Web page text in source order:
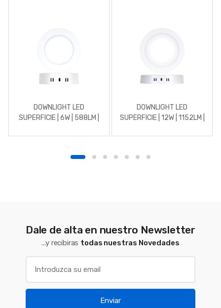
DOWNLIGHT LED
SUPERFICIE | 6W | 588LM |
BLANCO
DOWNLIGHT LED
SUPERFICIE | 12W | 1152LM |
BLANCO
Dale de alta en nuestro Newsletter
...y recibiras todas nuestras Novedades
Enviar